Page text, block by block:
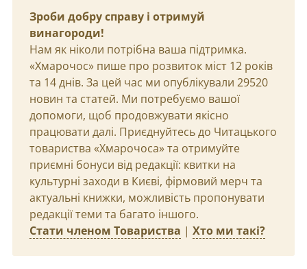
Зроби добру справу і отримуй
винагороди!
Нам як ніколи потрібна ваша підтримка.
«Хмарочос» пише про розвиток міст 12 років
та 14 днів. За цей час ми опублікували 29520
новин та статей. Ми потребуємо вашої
допомоги, щоб продовжувати якісно
працювати далі. Приєднуйтесь до Читацького
товариства «Хмарочоса» та отримуйте
приємні бонуси від редакції: квитки на
культурні заходи в Києві, фірмовий мерч та
актуальні книжки, можливість пропонувати
редакції теми та багато іншого.
Стати членом Товариства | Хто ми такі?